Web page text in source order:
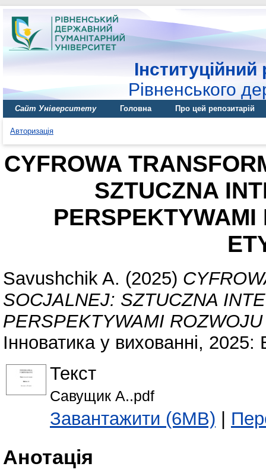
Інституційний
Рівненського
Сайт Університету Головна Про цей репозитарій
Авторизація
CYFROWA
SZTUCZNA
Savushchik A. (2025)
SOCJALNEJ: SZTUCZNA
PERSPEKTYWAMI
Інноватика у вихованні,
Текст
Савущик А..pdf
Завантажити (6MB) |
Анотація